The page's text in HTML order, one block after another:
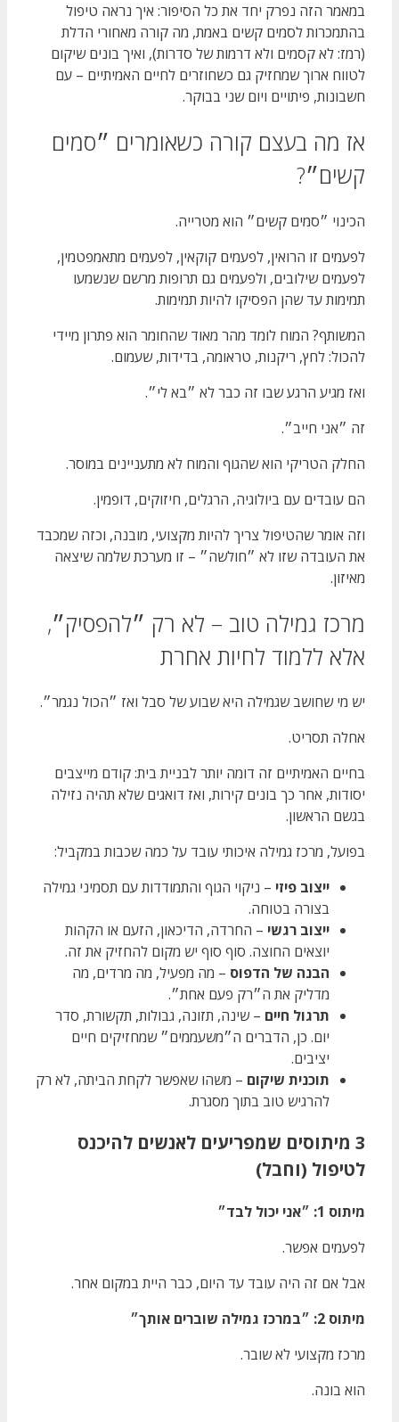
במאמר הזה נפרק יחד את כל הסיפור: איך נראה טיפול
בהתמכרות לסמים קשים באמת, מה קורה מאחורי הדלת
(רמז: לא קסמים ולא דרמות של סדרות), ואיך בונים שיקום
לטווח ארוך שמחזיק גם כשחוזרים לחיים האמיתיים – עם
חשבונות, פיתויים ויום שני בבוקר.
אז מה בעצם קורה כשאומרים ״סמים
קשים״?
הכינוי ״סמים קשים״ הוא מטרייה.
לפעמים זו הרואין, לפעמים קוקאין, לפעמים מתאמפטמין,
לפעמים שילובים, ולפעמים גם תרופות מרשם שנשמעו
תמימות עד שהן הפסיקו להיות תמימות.
המשותף? המוח לומד מהר מאוד שהחומר הוא פתרון מיידי
להכול: לחץ, ריקנות, טראומה, בדידות, שעמום.
ואז מגיע הרגע שבו זה כבר לא ״בא לי״.
זה ״אני חייב״.
החלק הטריקי הוא שהגוף והמוח לא מתעניינים במוסר.
הם עובדים עם ביולוגיה, הרגלים, חיזוקים, דופמין.
וזה אומר שהטיפול צריך להיות מקצועי, מובנה, וכזה שמכבד
את העובדה שזו לא ״חולשה״ – זו מערכת שלמה שיצאה
מאיזון.
מרכז גמילה טוב – לא רק ״להפסיק״,
אלא ללמוד לחיות אחרת
יש מי שחושב שגמילה היא שבוע של סבל ואז ״הכול נגמר״.
אחלה תסריט.
בחיים האמיתיים זה דומה יותר לבניית בית: קודם מייצבים
יסודות, אחר כך בונים קירות, ואז דואגים שלא תהיה נזילה
בגשם הראשון.
בפועל, מרכז גמילה איכותי עובד על כמה שכבות במקביל:
ייצוב פיזי – ניקוי הגוף והתמודדות עם תסמיני גמילה
בצורה בטוחה.
ייצוב רגשי – החרדה, הדיכאון, הזעם או הקהות
יוצאים החוצה. סוף סוף יש מקום להחזיק את זה.
הבנה של הדפוס – מה מפעיל, מה מרדים, מה
מדליק את ה״רק פעם אחת״.
תרגול חיים – שינה, תזונה, גבולות, תקשורת, סדר
יום. כן, הדברים ה״משעממים״ שמחזיקים חיים
יציבים.
תוכנית שיקום – משהו שאפשר לקחת הביתה, לא רק
להרגיש טוב בתוך מסגרת.
3 מיתוסים שמפריעים לאנשים להיכנס
לטיפול (וחבל)
מיתוס 1: ״אני יכול לבד״
לפעמים אפשר.
אבל אם זה היה עובד עד היום, כבר היית במקום אחר.
מיתוס 2: ״במרכז גמילה שוברים אותך״
מרכז מקצועי לא שובר.
הוא בונה.